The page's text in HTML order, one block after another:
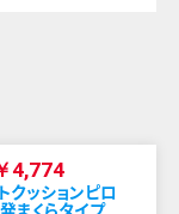
4,774
クッションピロ